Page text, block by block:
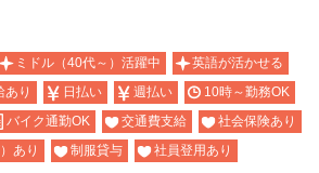
ミドル（40代～）活躍中
英語が活かせる
あり 日払い 週払い
10時～勤務OK
バイク通勤OK 交通費支給
社会保険あり
あり 制服貸与 社員登用あり